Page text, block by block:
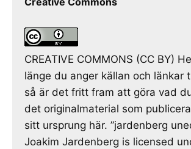
CREATIVE COMMONS (CC BY)
länge du anger källan och länkar
så är det fritt fram att göra vad
det originalmaterial som
sitt ursprung här. ”jardenberg
Joakim Jardenberg is licensed